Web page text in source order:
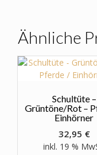
Ähnliche
Schultüte –
Grüntöne/Rot –
Einhörner
32,95 €
inkl. 19 %